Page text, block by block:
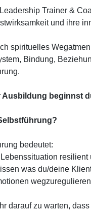
Trainer &
und ihre
spirituelles
Bindung,
Ausbildung beginnst
bedeutet:
was du/deine
darauf zu warten,